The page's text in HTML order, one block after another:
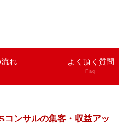
れ よく頂く質問
Faq
ンサルの集客・収益アッ